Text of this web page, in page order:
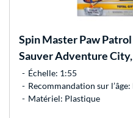
Spin MasterPaw
Sauver Adventure
Échelle: 1:55
Recommandation sur
Matériel: Plastique